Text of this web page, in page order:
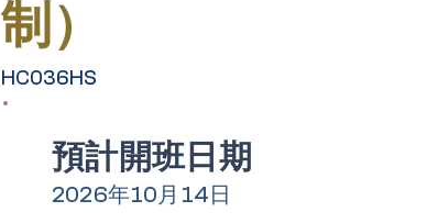
制）
HC036HS
​預計開班日期
2026年10月14日